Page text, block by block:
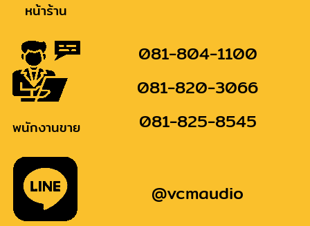
หน้าร้าน
พนักงานขาย
081-804-1100
081-820-3066
081-825-8545
@vcmaudio